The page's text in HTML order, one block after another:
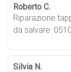
Roberto C.
Riparazione
da salvare:
Silvia N.